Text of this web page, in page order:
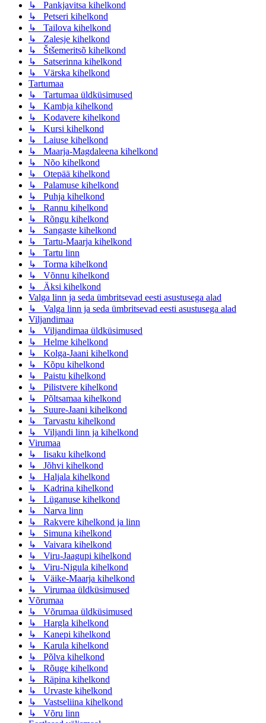
↳ Pankjavitsa kihelkond
↳ Petseri kihelkond
↳ Tailova kihelkond
↳ Zalesje kihelkond
↳ Štšemeritsõ kihelkond
↳ Satserinna kihelkond
↳ Värska kihelkond
Tartumaa
↳ Tartumaa üldküsimused
↳ Kambja kihelkond
↳ Kodavere kihelkond
↳ Kursi kihelkond
↳ Laiuse kihelkond
↳ Maarja-Magdaleena kihelkond
↳ Nõo kihelkond
↳ Otepää kihelkond
↳ Palamuse kihelkond
↳ Puhja kihelkond
↳ Rannu kihelkond
↳ Rõngu kihelkond
↳ Sangaste kihelkond
↳ Tartu-Maarja kihelkond
↳ Tartu linn
↳ Torma kihelkond
↳ Võnnu kihelkond
↳ Äksi kihelkond
Valga linn ja seda ümbritsevad eesti asustusega alad
↳ Valga linn ja seda ümbritsevad eesti asustusega alad
Viljandimaa
↳ Viljandimaa üldküsimused
↳ Helme kihelkond
↳ Kolga-Jaani kihelkond
↳ Kõpu kihelkond
↳ Paistu kihelkond
↳ Pilistvere kihelkond
↳ Põltsamaa kihelkond
↳ Suure-Jaani kihelkond
↳ Tarvastu kihelkond
↳ Viljandi linn ja kihelkond
Virumaa
↳ Iisaku kihelkond
↳ Jõhvi kihelkond
↳ Haljala kihelkond
↳ Kadrina kihelkond
↳ Lüganuse kihelkond
↳ Narva linn
↳ Rakvere kihelkond ja linn
↳ Simuna kihelkond
↳ Vaivara kihelkond
↳ Viru-Jaagupi kihelkond
↳ Viru-Nigula kihelkond
↳ Väike-Maarja kihelkond
↳ Virumaa üldküsimused
Võrumaa
↳ Võrumaa üldküsimused
↳ Hargla kihelkond
↳ Kanepi kihelkond
↳ Karula kihelkond
↳ Põlva kihelkond
↳ Rõuge kihelkond
↳ Räpina kihelkond
↳ Urvaste kihelkond
↳ Vastseliina kihelkond
↳ Võru linn